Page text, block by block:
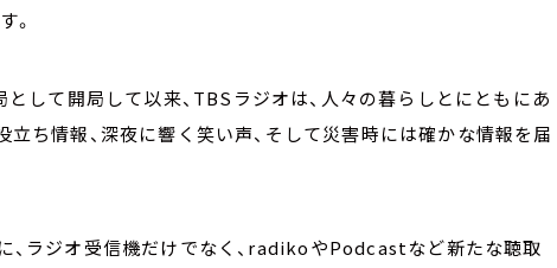
。
して開局して以来、TBSラジオは、人々の暮らしとにともにあ
ち情報、深夜に響く笑い声、そして災害時には確かな情報を届
、ラジオ受信機だけでなく、radikoやPodcastなど新たな聴取